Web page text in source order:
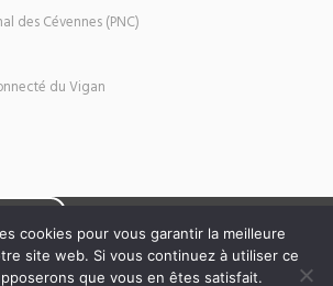
des Cévennes (PNC)
du Vigan
cookies pour vous garantir la meilleure
site web. Si vous continuez à utiliser ce
que vous en êtes satisfait.